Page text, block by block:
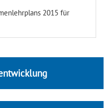
2015 für